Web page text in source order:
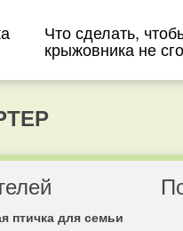
Что сделать,
крыжовника не
птичка для семьи